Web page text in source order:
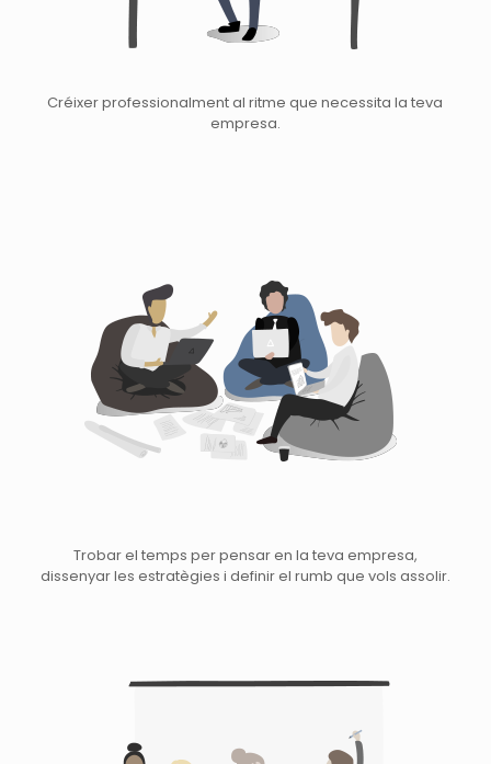
Créixer professionalment al ritme que necessita la teva
empresa.
Trobar el temps per pensar en la teva empresa,
dissenyar les estratègies i definir el rumb que vols assolir.